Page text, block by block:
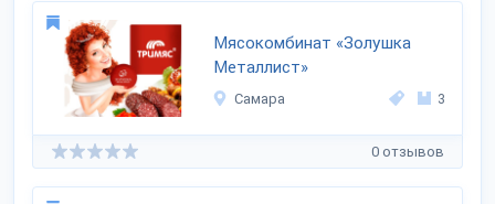
Мясокомбинат «Золушка
Металлист»
Самара 3
0 отзывов